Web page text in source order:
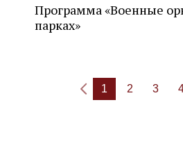
Программа «Военные
парках»
1 2 3